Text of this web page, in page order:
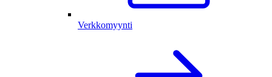
Verkkomyynti